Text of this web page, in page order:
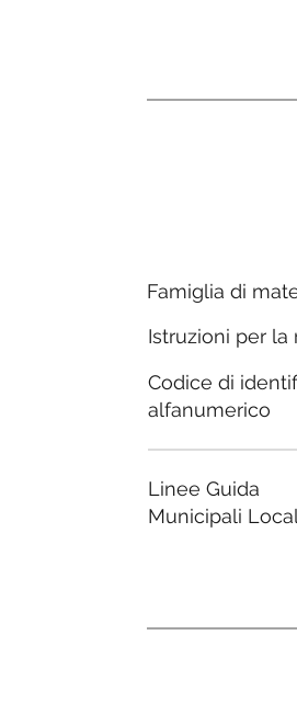
Famiglia di
Istruzioni per la
Codice di
alfanumerico
Linee Guida
Municipali